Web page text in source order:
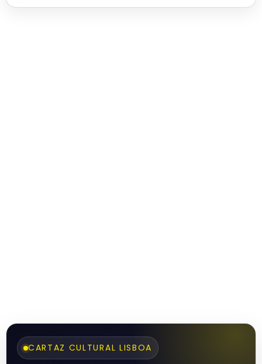
CARTAZ CULTURAL LISBOA